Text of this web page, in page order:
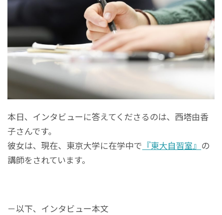
本日、インタビューに答えてくださるのは、西塔由香
子さんです。
彼女は、現在、東京大学に在学中で 『東大自習室』 の
講師をされています。
－以下、インタビュー本文